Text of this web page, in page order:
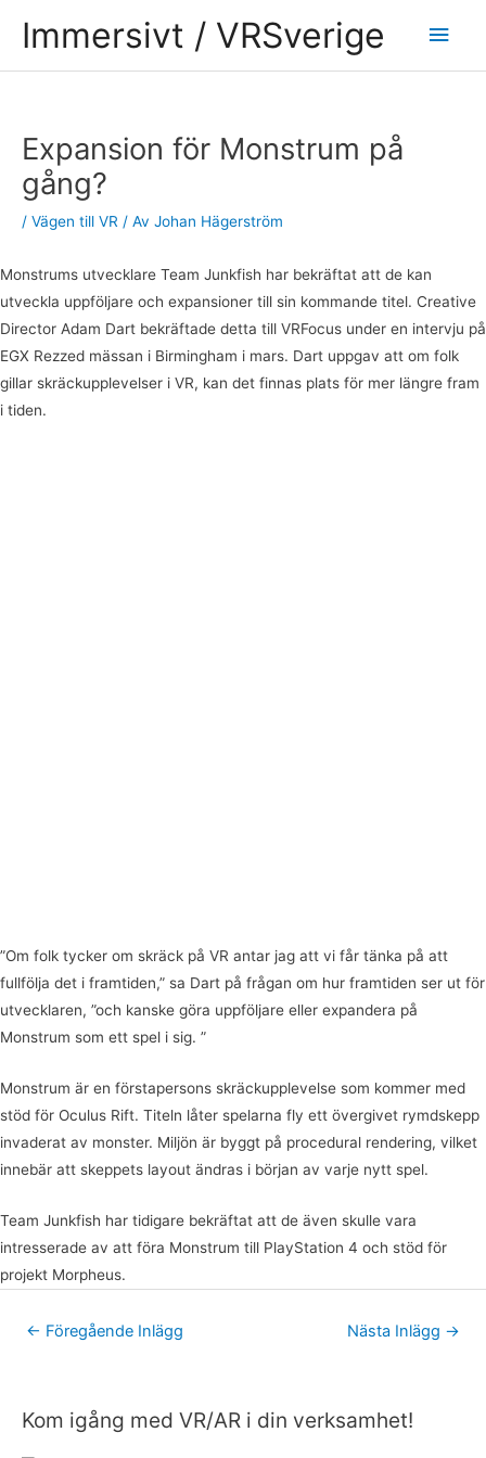
Immersivt / VRSverige
Expansion för Monstrum på
gång?
/ Vägen till VR / Av Johan Hägerström
Monstrums utvecklare Team Junkfish har bekräftat att de kan
utveckla uppföljare och expansioner till sin kommande titel. Creative
Director Adam Dart bekräftade detta till VRFocus under en intervju på
EGX Rezzed mässan i Birmingham i mars. Dart uppgav att om folk
gillar skräckupplevelser i VR, kan det finnas plats för mer längre fram
i tiden.
”Om folk tycker om skräck på VR antar jag att vi får tänka på att
fullfölja det i framtiden,” sa Dart på frågan om hur framtiden ser ut för
utvecklaren, ”och kanske göra uppföljare eller expandera på
Monstrum som ett spel i sig. ”
Monstrum är en förstapersons skräckupplevelse som kommer med
stöd för Oculus Rift. Titeln låter spelarna fly ett övergivet rymdskepp
invaderat av monster. Miljön är byggt på procedural rendering, vilket
innebär att skeppets layout ändras i början av varje nytt spel.
Team Junkfish har tidigare bekräftat att de även skulle vara
intresserade av att föra Monstrum till PlayStation 4 och stöd för
projekt Morpheus.
← Föregående Inlägg Nästa Inlägg →
Kom igång med VR/AR i din verksamhet!
K